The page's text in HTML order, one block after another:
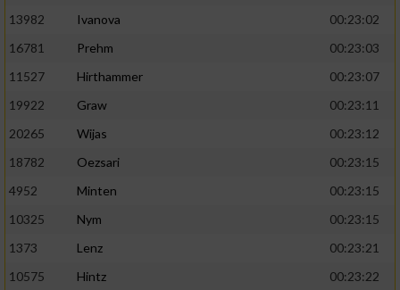
13982
Ivanova
00:23:02
16781
Prehm
00:23:03
11527
Hirthammer
00:23:07
19922
Graw
00:23:11
20265
Wijas
00:23:12
18782
Oezsari
00:23:15
4952
Minten
00:23:15
10325
Nym
00:23:15
1373
Lenz
00:23:21
10575
Hintz
00:23:22